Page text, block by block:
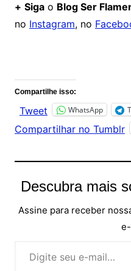
+ Sigao Blog Ser
no Instagram, no
Compartilhe isso:
Tweet WhatsApp
Compartilhar no Tumblr
Descubra mais
Assine para receber